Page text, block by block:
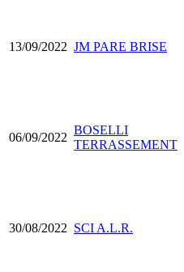
13/09/2022 JM PARE BRISE
06/09/2022
BOSELLI
TERRASSEMENT
30/08/2022 SCI A.L.R.